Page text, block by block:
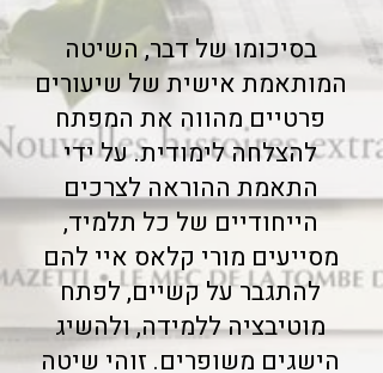
בסיכומו של דבר, השיטה
המותאמת אישית של שיעורים
פרטיים מהווה את המפתח
להצלחה לימודית. על ידי
התאמת ההוראה לצרכים
הייחודיים של כל תלמיד,
מסייעים מורי קלאס איי להם
להתגבר על קשיים, לפתח
מוטיבציה ללמידה, ולהשיג
הישגים משופרים. זוהי שיטה